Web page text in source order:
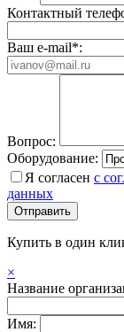
Контактный
Ваш e-mail*:
Вопрос:
Оборудование:
Я согласен с
данных
Купить в один
×
Название
Имя: